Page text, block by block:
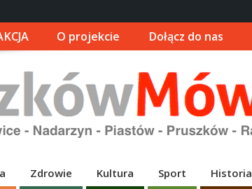
O projekcie Dołącz do nas
Zdrowie Kultura Sport Historia